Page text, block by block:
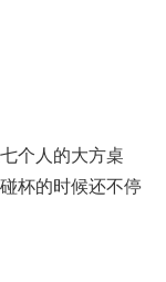
个人的大方桌
杯的时候还不停